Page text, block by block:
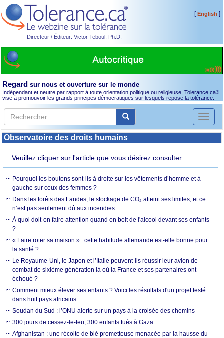
Directeur / Éditeur: Victor Teboul, Ph.D.
[English ]
Regard sur nous et ouverture sur le monde
Indépendant et neutre par rapport à toute orientation politique ou religieuse, Tolerance.ca®
vise à promouvoir les grands principes démocratiques sur lesquels repose la tolérance.
Toggle
Observatoire des droits humains
Veuillez cliquer sur l'article que vous désirez consulter.
Pourquoi les boutons sont-ils à droite sur les vêtements d’homme et à
gauche sur ceux des femmes ?
Dans les forêts des Landes, le stockage de CO₂ atteint ses limites, et ce
n’est pas seulement dû aux incendies
À quoi doit-on faire attention quand on boit de l'alcool devant ses enfants
?
« Faire roter sa maison » : cette habitude allemande est-elle bonne pour
la santé ?
Le Royaume-Uni, le Japon et l’Italie peuvent-ils réussir leur avion de
combat de sixième génération là où la France et ses partenaires ont
échoué ?
Comment mieux élever ses enfants ? Voici les résultats d'un projet testé
dans huit pays africains
Soudan du Sud : l’ONU alerte sur un pays à la croisée des chemins
300 jours de cessez-le-feu, 300 enfants tués à Gaza
Afghanistan : une récolte de blé prometteuse menacée par la hausse du